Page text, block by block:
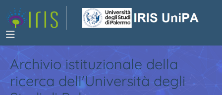
Archivio istituzionale della
ricerca dell'Università degli